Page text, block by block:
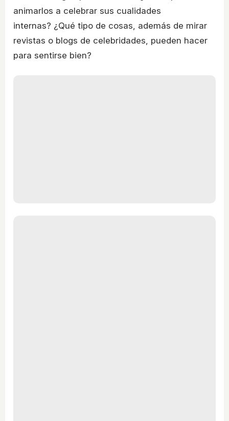
animarlos a celebrar sus cualidades
internas? ¿Qué tipo de cosas, además de mirar
revistas o blogs de celebridades, pueden hacer
para sentirse bien?